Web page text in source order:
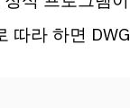
따라 하면